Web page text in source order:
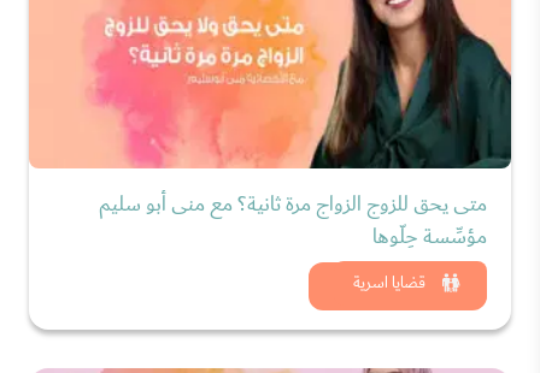
قضايا اسرية
متى يحق للزوج الزواج مرة ثانية؟ مع منى أبو سليم
مؤسِّسة حِلّوها
شاهد الان